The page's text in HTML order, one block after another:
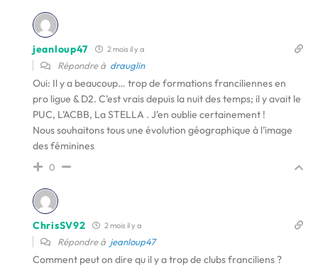
jeanloup47 2 mois il y a
Répondre à drauglin
Oui: Il y a beaucoup… trop de formations franciliennes en
pro ligue & D2. C’est vrais depuis la nuit des temps; il y avait le
PUC, L’ACBB, La STELLA . J’en oublie certainement !
Nous souhaitons tous une évolution géographique à l’image
des féminines
0
ChrisSV92 2 mois il y a
Répondre à jeanloup47
Comment peut on dire qu il y a trop de clubs franciliens ?